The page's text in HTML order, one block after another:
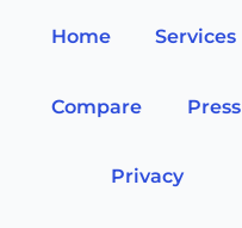
Home Services
Compare Press
Privacy